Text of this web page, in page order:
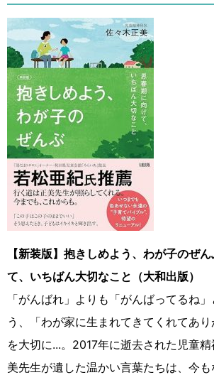
【新装版】抱きしめよう、わが子のぜ
て、いちばん大切なこと（大和出版）
「がんばれ」よりも「がんばってるね
う、「わが家に生まれてきてくれてあ
を大切に...。2017年に逝去された児童
美先生が遺した温かい言葉たちは、今